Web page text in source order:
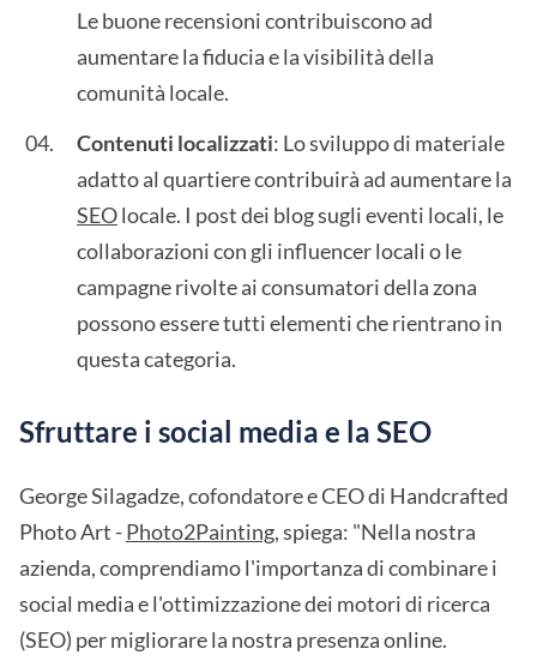
Le buone recensioni contribuiscono ad
aumentare la fiducia e la visibilità della
comunità locale.
Contenuti localizzati: Lo sviluppo di materiale
adatto al quartiere contribuirà ad aumentare la
SEOlocale. I post dei blog sugli eventi locali, le
collaborazioni con gli influencer locali o le
campagne rivolte ai consumatori della zona
possono essere tutti elementi che rientrano in
questa categoria.
Sfruttare i social media e la SEO
George Silagadze, cofondatore e CEO di Handcrafted
Photo Art -Photo2Painting, spiega: "Nella nostra
azienda, comprendiamo l'importanza di combinare i
social media e l'ottimizzazione dei motori di ricerca
(SEO) per migliorare la nostra presenza online.